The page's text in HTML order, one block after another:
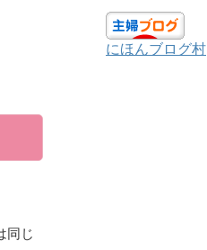
同じ
にほんブログ村